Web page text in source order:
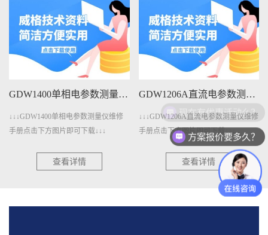
GDW1400单相电参数测量仪维修手册下载
单相电参数测量仪维修
方图片即可下载↓↓↓
GDW1206A直流电参数测量仪维修手册下载
↓↓↓GDW1206A直流电参数测量仪维修
手册点击下方图片即可下载↓↓↓
点击下方图
方案报价要多久？